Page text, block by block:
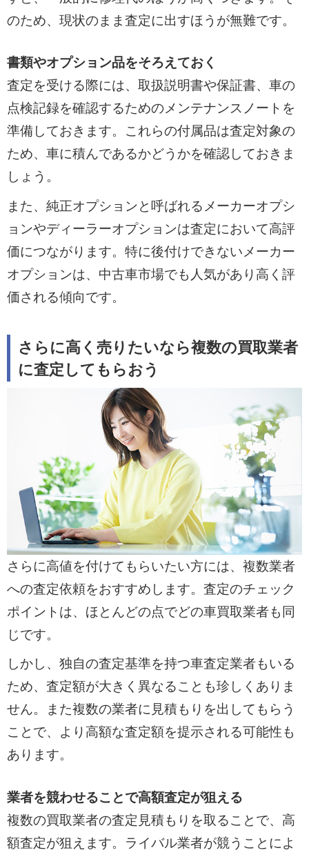
のため、現状のまま査定に出すほうが無難です。
書類やオプション品をそろえておく
査定を受ける際には、取扱説明書や保証書、車の
点検記録を確認するためのメンテナンスノートを
準備しておきます。これらの付属品は査定対象の
ため、車に積んであるかどうかを確認しておきま
しょう。
また、純正オプションと呼ばれるメーカーオプシ
ョンやディーラーオプションは査定において高評
価につながります。特に後付けできないメーカー
オプションは、中古車市場でも人気があり高く評
価される傾向です。
さらに高く売りたいなら複数の買取業者
に査定してもらおう
さらに高値を付けてもらいたい方には、複数業者
への査定依頼をおすすめします。査定のチェック
ポイントは、ほとんどの点でどの車買取業者も同
じです。
しかし、独自の査定基準を持つ車査定業者もいる
ため、査定額が大きく異なることも珍しくありま
せん。また複数の業者に見積もりを出してもらう
ことで、より高額な査定額を提示される可能性も
あります。
業者を競わせることで高額査定が狙える
複数の買取業者の査定見積もりを取ることで、高
額査定が狙えます。ライバル業者が競うことによ